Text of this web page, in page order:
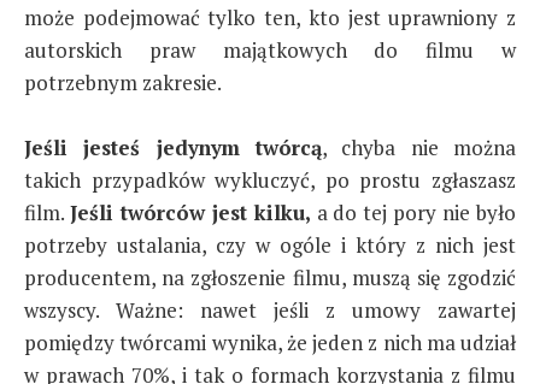
może podejmować tylko ten, kto jest uprawniony z
autorskich praw majątkowych do filmu w
potrzebnym zakresie.
Jeśli jesteś jedynym twórcą, chyba nie można
takich przypadków wykluczyć, po prostu zgłaszasz
film. Jeśli twórców jest kilku, a do tej pory nie było
potrzeby ustalania, czy w ogóle i który z nich jest
producentem, na zgłoszenie filmu, muszą się zgodzić
wszyscy. Ważne: nawet jeśli z umowy zawartej
pomiędzy twórcami wynika, że jeden z nich ma udział
w prawach 70%, i tak o formach korzystania z filmu